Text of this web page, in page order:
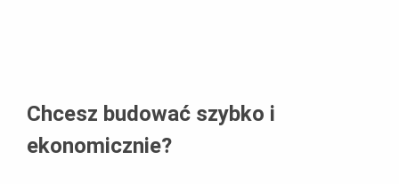
Chcesz budować szybko i
ekonomicznie?